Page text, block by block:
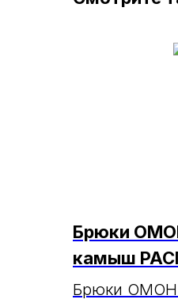
Брюки
камыш
МАРКА (ЧЗ
Брюки